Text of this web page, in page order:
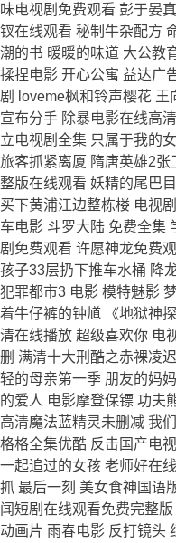
味电视剧免费观看 彭于晏
钗在线观看 秘制牛杂配方
潮的书 暖暖的味道 大公教
揉捏电影 开心公寓 益达广
剧 loveme枫和铃声樱花
宣布分手 除暴电影在线高
立电视剧全集 只属于我的
旅客抓紧离厦 隋唐英雄2
整版在线观看 妖精的尾巴
买下黄浦江边整栋楼 电视
车电影 斗罗大陆 免费全集
剧免费观看 许愿神龙免费
孩子33层扔下推车水桶 降
犯罪都市3 电影 模特魅影
着牛仔裤的钟馗 《地狱神
清在线播放 超级喜欢你 电
删 满清十大刑酷之赤裸凌
轻的母亲第一季 朋友的妈
的爱人 电影摩登保镖 功夫
高清魔法蓝精灵未删减 我
格格全集优酷 反击国产电
一起追过的女孩 老师好在
抓 最后一刻 美女食神国语
闻短剧在线观看免费完整
动画片 雨春电影 反打镜头